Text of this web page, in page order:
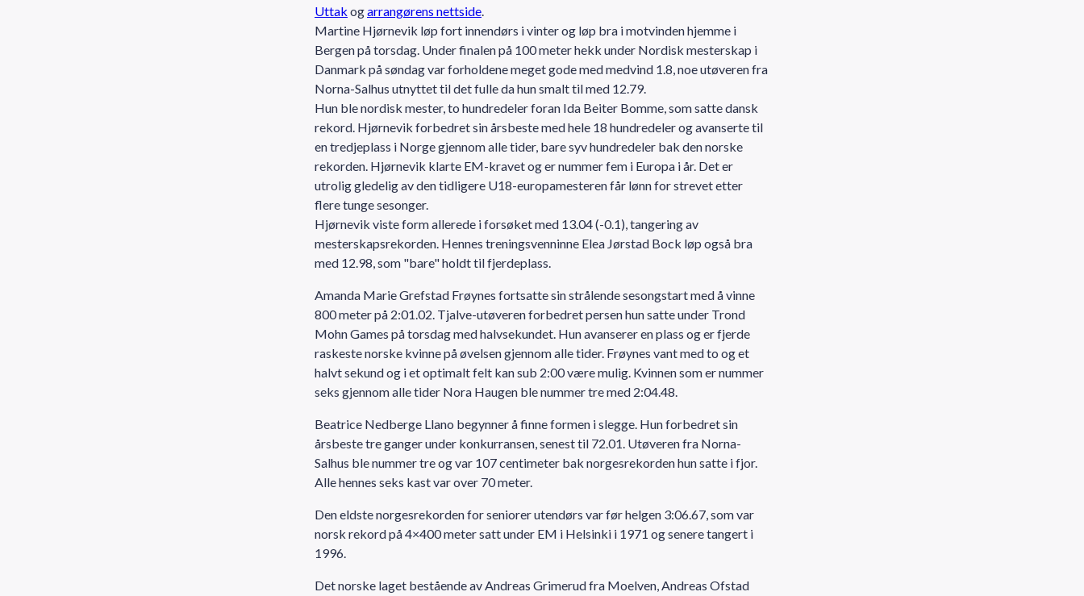
Uttak ogarrangørens nettside.
Martine Hjørnevik løp fort innendørs i vinter og løp bra i motvinden hjemme i
Bergen på torsdag. Under finalen på 100 meter hekk under Nordisk mesterskap i
Danmark på søndag var forholdene meget gode med medvind 1.8, noe utøveren fra
Norna-Salhus utnyttet til det fulle da hun smalt til med 12.79.
Hun ble nordisk mester, to hundredeler foran Ida Beiter Bomme, som satte dansk
rekord. Hjørnevik forbedret sin årsbeste med hele 18 hundredeler og avanserte til
en tredjeplass i Norge gjennom alle tider, bare syv hundredeler bak den norske
rekorden. Hjørnevik klarte EM-kravet og er nummer fem i Europa i år. Det er
utrolig gledelig av den tidligere U18-europamesteren får lønn for strevet etter
flere tunge sesonger.
Hjørnevik viste form allerede i forsøket med 13.04 (-0.1), tangering av
mesterskapsrekorden. Hennes treningsvenninne Elea Jørstad Bock løp også bra
med 12.98, som "bare" holdt til fjerdeplass.
Amanda Marie Grefstad Frøynes fortsatte sin strålende sesongstart med å vinne
800 meter på 2:01.02. Tjalve-utøveren forbedret persen hun satte under Trond
Mohn Games på torsdag med halvsekundet. Hun avanserer en plass og er fjerde
raskeste norske kvinne på øvelsen gjennom alle tider. Frøynes vant med to og et
halvt sekund og i et optimalt felt kan sub 2:00 være mulig. Kvinnen som er nummer
seks gjennom alle tider Nora Haugen ble nummer tre med 2:04.48.
Beatrice Nedberge Llano begynner å finne formen i slegge. Hun forbedret sin
årsbeste tre ganger under konkurransen, senest til 72.01. Utøveren fra Norna-
Salhus ble nummer tre og var 107 centimeter bak norgesrekorden hun satte i fjor.
Alle hennes seks kast var over 70 meter.
Den eldste norgesrekorden for seniorer utendørs var før helgen 3:06.67, som var
norsk rekord på 4×400 meter satt under EM i Helsinki i 1971 og senere tangert i
1996.
Det norske laget bestående av Andreas Grimerud fra Moelven, Andreas Ofstad